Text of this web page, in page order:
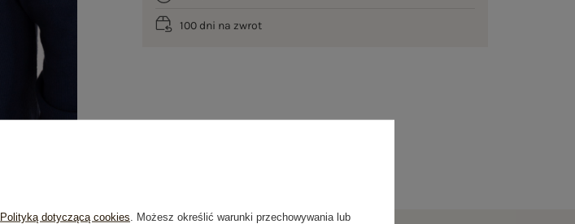
100 dni na zwrot
Polityką dotyczącą cookies . Możesz określić warunki przechowywania lub